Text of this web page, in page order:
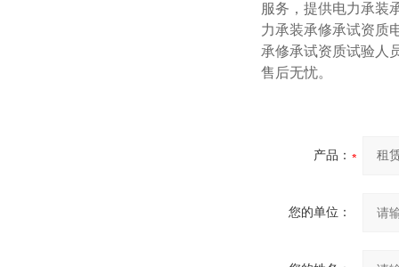
服务，提供电力承装
力承装承修承试资质
承修承试资质试验人
售后无忧。
产品：
您的单位：